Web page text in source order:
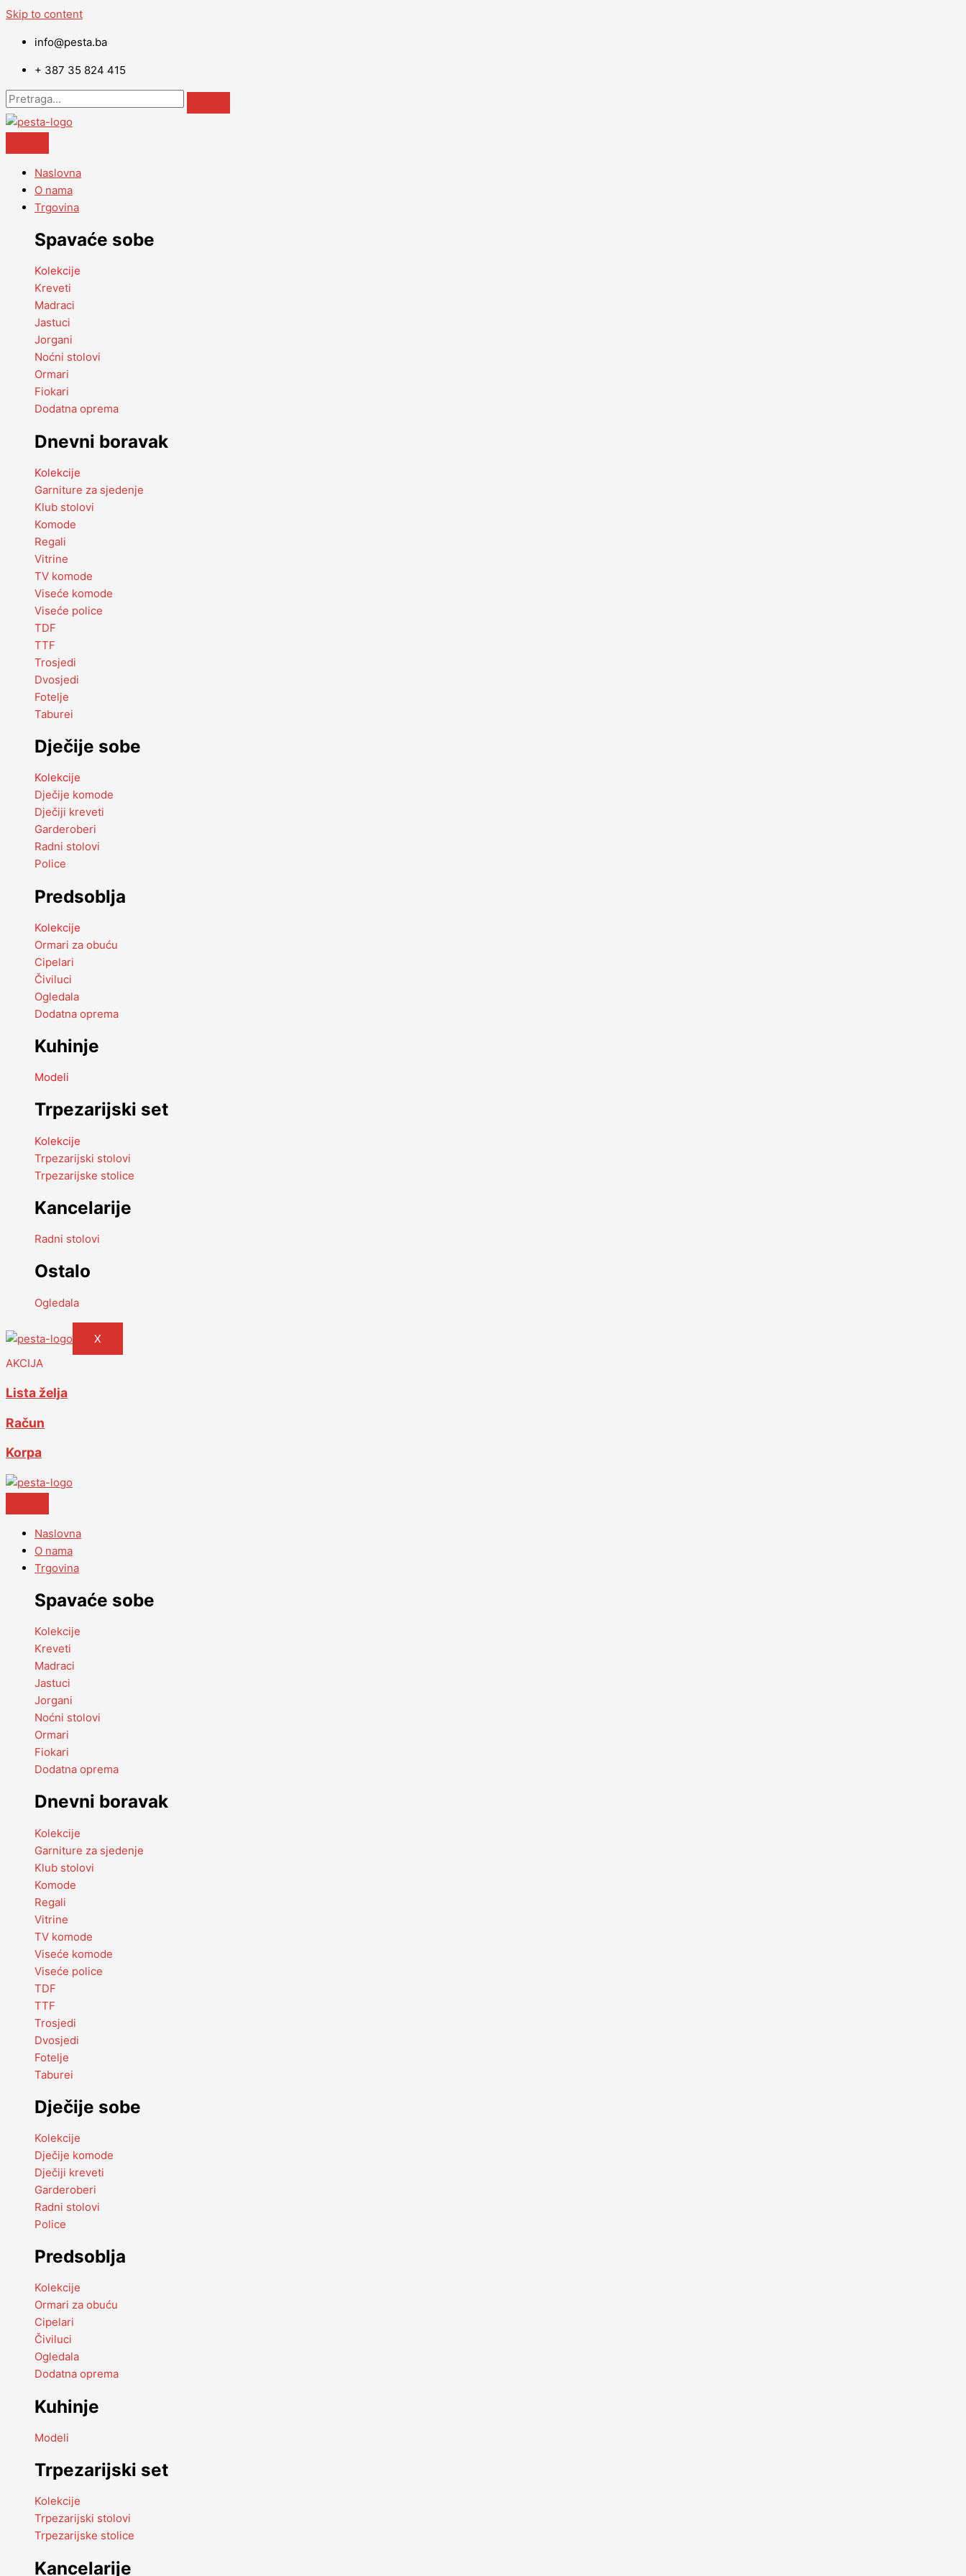
Skip to content
info@pesta.ba
+ 387 35 824 415
Naslovna
O nama
Trgovina
Spavaće sobe
Kolekcije
Kreveti
Madraci
Jastuci
Jorgani
Noćni stolovi
Ormari
Fiokari
Dodatna oprema
Dnevni boravak
Kolekcije
Garniture za sjedenje
Klub stolovi
Komode
Regali
Vitrine
TV komode
Viseće komode
Viseće police
TDF
TTF
Trosjedi
Dvosjedi
Fotelje
Taburei
Dječije sobe
Kolekcije
Dječije komode
Dječiji kreveti
Garderoberi
Radni stolovi
Police
Predsoblja
Kolekcije
Ormari za obuću
Cipelari
Čiviluci
Ogledala
Dodatna oprema
Kuhinje
Modeli
Trpezarijski set
Kolekcije
Trpezarijski stolovi
Trpezarijske stolice
Kancelarije
Radni stolovi
Ostalo
Ogledala
X
AKCIJA
Lista želja
Račun
Korpa
Naslovna
O nama
Trgovina
Spavaće sobe
Kolekcije
Kreveti
Madraci
Jastuci
Jorgani
Noćni stolovi
Ormari
Fiokari
Dodatna oprema
Dnevni boravak
Kolekcije
Garniture za sjedenje
Klub stolovi
Komode
Regali
Vitrine
TV komode
Viseće komode
Viseće police
TDF
TTF
Trosjedi
Dvosjedi
Fotelje
Taburei
Dječije sobe
Kolekcije
Dječije komode
Dječiji kreveti
Garderoberi
Radni stolovi
Police
Predsoblja
Kolekcije
Ormari za obuću
Cipelari
Čiviluci
Ogledala
Dodatna oprema
Kuhinje
Modeli
Trpezarijski set
Kolekcije
Trpezarijski stolovi
Trpezarijske stolice
Kancelarije